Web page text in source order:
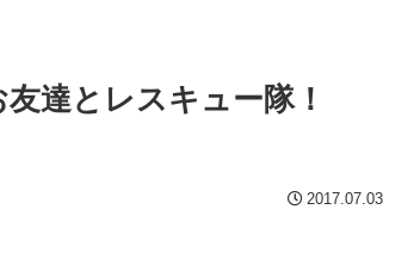
達とレスキュー隊！
2017.07.03